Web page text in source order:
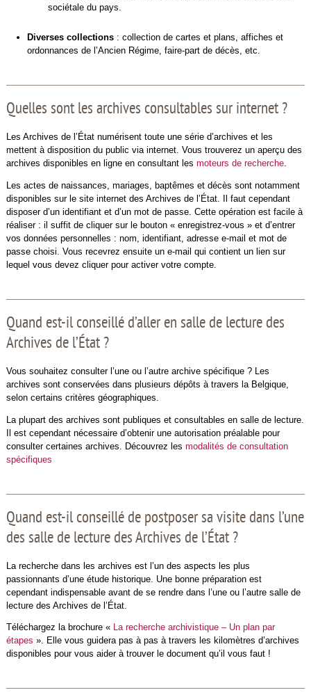
sociétale du pays.
Diverses collections : collection de cartes et plans, affiches et
ordonnances de l’Ancien Régime, faire-part de décès, etc.
Quelles sont les archives consultables sur internet ?
Les Archives de l’État numérisent toute une série d’archives et les
mettent à disposition du public via internet. Vous trouverez un aperçu des
archives disponibles en ligne en consultant les moteurs de recherche.
Les actes de naissances, mariages, baptêmes et décès sont notamment
disponibles sur le site internet des Archives de l’État. Il faut cependant
disposer d’un identifiant et d’un mot de passe. Cette opération est facile à
réaliser : il suffit de cliquer sur le bouton « enregistrez-vous » et d’entrer
vos données personnelles : nom, identifiant, adresse e-mail et mot de
passe choisi. Vous recevrez ensuite un e-mail qui contient un lien sur
lequel vous devez cliquer pour activer votre compte.
Quand est-il conseillé d’aller en salle de lecture des
Archives de l’État ?
Vous souhaitez consulter l’une ou l’autre archive spécifique ? Les
archives sont conservées dans plusieurs dépôts à travers la Belgique,
selon certains critères géographiques.
La plupart des archives sont publiques et consultables en salle de lecture.
Il est cependant nécessaire d’obtenir une autorisation préalable pour
consulter certaines archives. Découvrez les modalités de consultation
spécifiques
Quand est-il conseillé de postposer sa visite dans l’une
des salle de lecture des Archives de l’État ?
La recherche dans les archives est l’un des aspects les plus
passionnants d’une étude historique. Une bonne préparation est
cependant indispensable avant de se rendre dans l’une ou l’autre salle de
lecture des Archives de l’État.
Téléchargez la brochure « La recherche archivistique – Un plan par
étapes ». Elle vous guidera pas à pas à travers les kilomètres d’archives
disponibles pour vous aider à trouver le document qu’il vous faut !